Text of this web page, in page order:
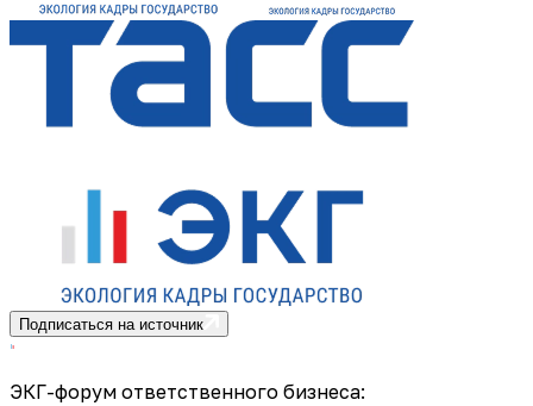
Подписаться на источник
ЭКГ-форум ответственного бизнеса: